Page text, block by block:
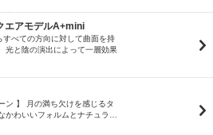
エアモデルA+mini
すべての方向に対して曲面を持
光と陰の演出によって一層効果
ン 】 月の満ち欠けを感じるタ
かわいいフォルムとナチュラ…